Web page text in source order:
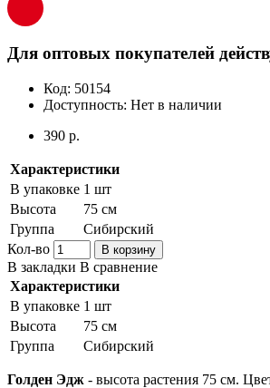
Для оптовых покупателей
Код: 50154
Доступность: Нет в наличии
390 р.
Характеристики
В упаковке 1 шт
Высота
75 см
Группа
Сибирский
Кол-во
В корзину
В закладки В сравнение
Характеристики
В упаковке 1 шт
Высота
75 см
Группа
Сибирский
Голден Эдж - высота растения 75 см.